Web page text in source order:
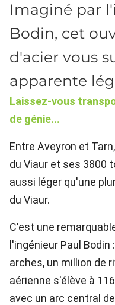
Imaginé par
Bodin, cet
d'acier vous
apparente
Laissez-vous
de génie...
Entre Aveyron et
du Viaur et ses 3800
aussi léger qu'une
du Viaur.
C'est une
l'ingénieur Paul
arches, un million de
aérienne s'élève à
avec un arc central